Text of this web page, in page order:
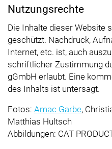
Nutzungsrechte
Die Inhalte dieser Website
geschützt. Nachdruck,
Internet, etc. ist, auch
schriftlicher Zustimmung
gGmbH erlaubt. Eine
des Inhalts ist untersagt.
Fotos: Amac Garbe,
Matthias Hultsch
Abbildungen: CAT